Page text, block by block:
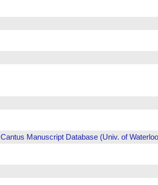
Cantus Manuscript Database (Univ. of